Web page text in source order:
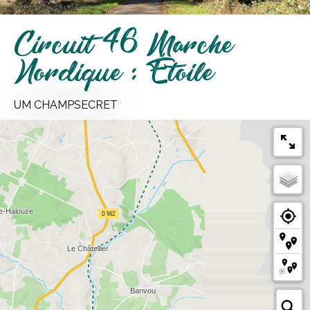
Circuit 46 Marche
Nordique : Étoile
UM CHAMPSECRET